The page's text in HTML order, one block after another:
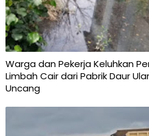
Warga dan Pekerja Keluhkan
Limbah Cair dari Pabrik Daur
Uncang